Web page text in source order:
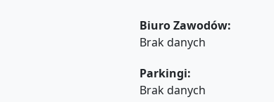
Biuro Zawodów:
Brak danych
Parkingi:
Brak danych